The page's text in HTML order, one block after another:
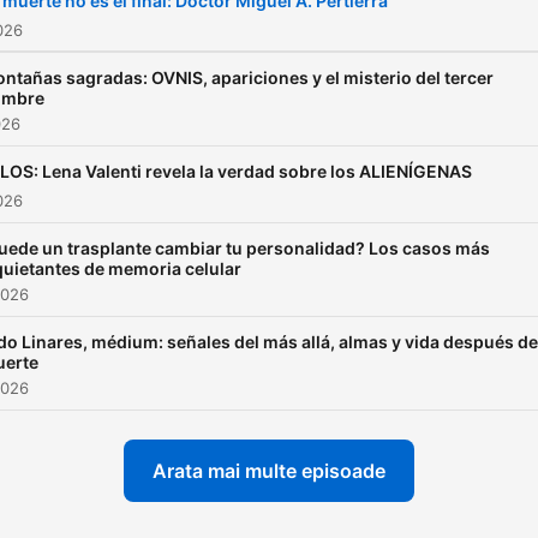
abducidos... De la mano de
nosotros en este
en este podcast de
¡Apaga las luces, ponte los
inexplicable con nosotros!
sagradas: OVNIS, apariciones y el misterio del tercer
Lena Valenti revela la verdad sobre los ALIENÍGENAS
un trasplante cambiar tu personalidad? Los casos más
de memoria celular
Linares, médium: señales del más allá, almas y vida después
Arata mai multe episoade